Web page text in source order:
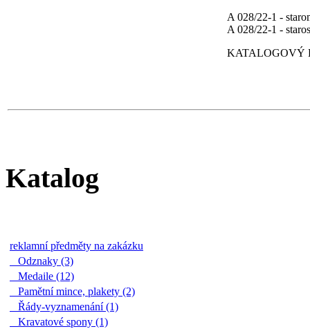
A 028/22-1 -
A 028/22-1 -
KATALOGOVÝ
Katalog
reklamní předměty na zakázku
Odznaky (3)
Medaile (12)
Pamětní mince, plakety (2)
Řády-vyznamenání (1)
Kravatové spony (1)